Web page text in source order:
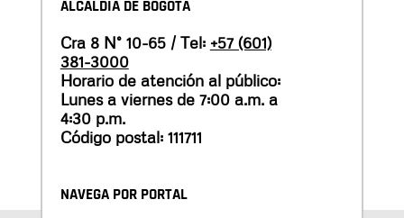
ALCALDÍA DE BOGOTÁ
Cra 8 N° 10-65 / Tel: +57 (601)
381-3000
Horario de atención al público:
Lunes a viernes de 7:00 a.m. a
4:30 p.m.
Código postal: 111711
NAVEGA POR PORTAL